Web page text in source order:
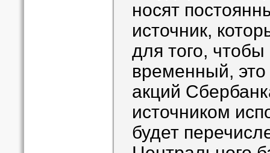
носят
источник,
для того,
временный,
акций
источником
будет